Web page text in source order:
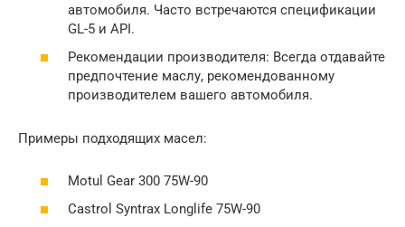
автомобиля. Часто встречаются спецификации
GL-5 и API.
Рекомендации производителя: Всегда отдавайте
предпочтение маслу, рекомендованному
производителем вашего автомобиля.
Примеры подходящих масел:
Motul Gear 300 75W-90
Castrol Syntrax Longlife 75W-90